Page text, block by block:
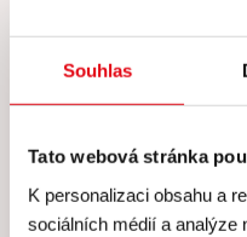
Souhlas
Tato webová stránka
K personalizaci obsahu a
sociálních médií a
Cena všech